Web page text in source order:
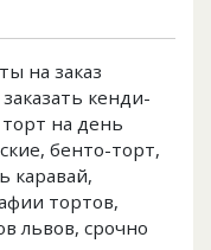
на заказ
кенди-
на день
бенто-торт,
каравай,
тортов,
львов, срочно